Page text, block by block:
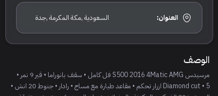
العنوان: السعودية ,مكة المكرمة ,جدة
الوصف
مرسيدس S500 2016 4Matic AMG فل كامل • سقف بانوراما • قير 9 نمر •
Diamond cut • 5 ازرار تحكم • مقاعد طيارة مع مساج • رادار • جنوط 20 انش •